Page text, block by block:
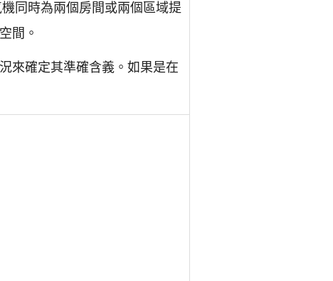
同時為兩個房間或兩個區域提
間。
來確定其準確含義。如果是在